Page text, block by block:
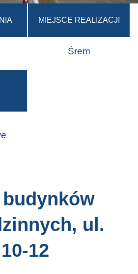
KARIERA
KONTAKT
MIEJSCE REALIZACJI
Śrem
ul.
12